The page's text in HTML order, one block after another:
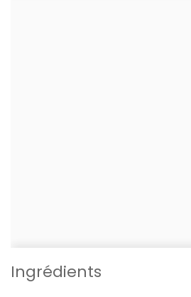
Ingrédients